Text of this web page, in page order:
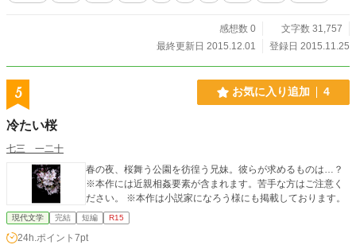
感想数 0
文字数 31,757
最終更新日 2015.12.01
登録日 2015.11.25
5 お気に入り追加 4
冷たい桜
七三 一二十
春の夜、桜舞う公園を彷徨う兄妹。彼らが求めるものは…？
※本作には近親相姦要素が含まれます。苦手な方はご注意く
ださい。 ※本作は小説家になろう様にも掲載しております。
現代文学 完結 短編 R15
24h.ポイント 7pt